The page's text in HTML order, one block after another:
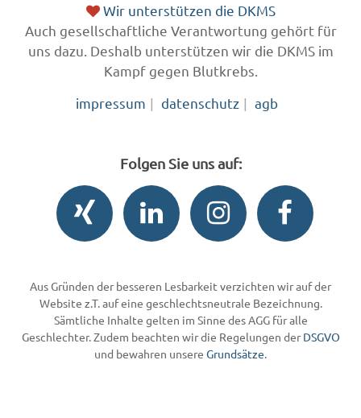
Wir unterstützen die DKMS
Auch gesellschaftliche Verantwortung gehört für
uns dazu. Deshalb unterstützen wir die DKMS im
Kampf gegen Blutkrebs.
impressum
datenschutz agb
Folgen Sie uns auf:
Aus Gründen der besseren Lesbarkeit verzichten wir auf der
Website z.T. auf eine geschlechtsneutrale Bezeichnung.
Sämtliche Inhalte gelten im Sinne des AGG für alle
Geschlechter. Zudem beachten wir die Regelungen der DSGVO
und bewahren unsere Grundsätze